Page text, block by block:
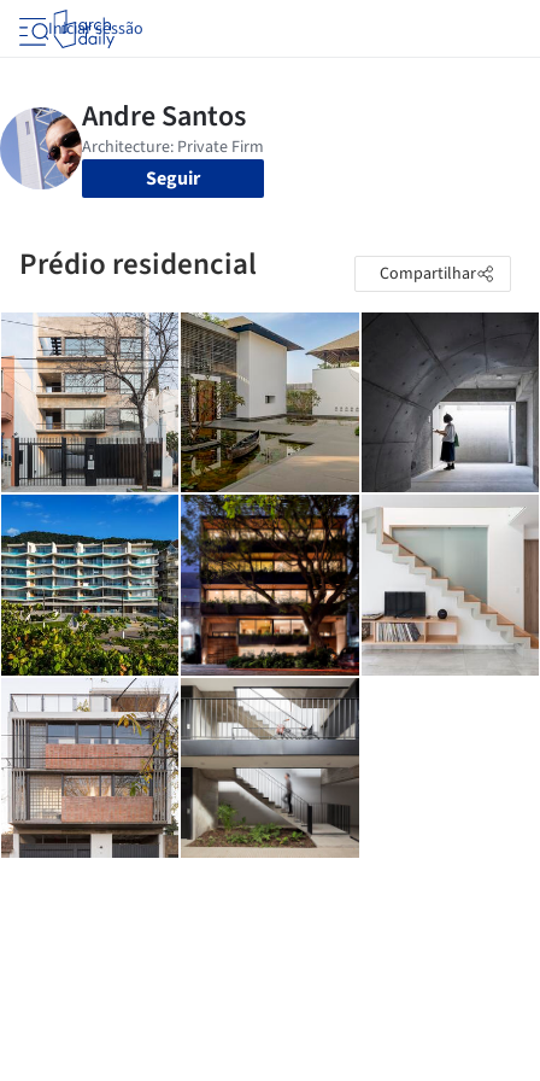
Iniciar sessão
Seguir
Prédio residencial Compartilhar